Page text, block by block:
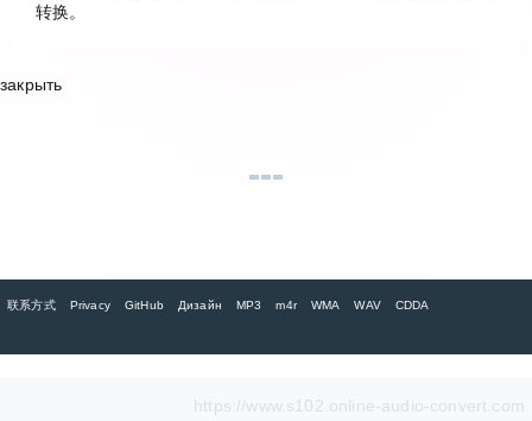
转换。
закрыть
联系方式 Privacy GitHub Дизайн MP3 m4r WMA WAV CDDA
https://www.s102.online-audio-convert.com